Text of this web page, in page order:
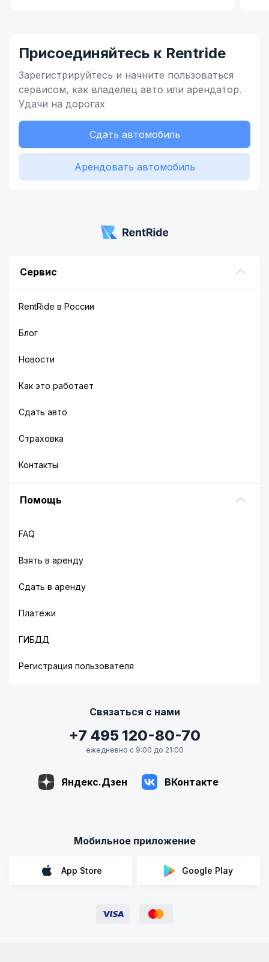
Присоединяйтесь к Rentride
Зарегистрируйтесь и начните пользоваться
сервисом, как владелец авто или арендатор.
Удачи на дорогах
Сдать автомобиль
Арендовать автомобиль
Сервис
RentRide в России
Блог
Новости
Как это работает
Сдать авто
Страховка
Контакты
Помощь
FAQ
Взять в аренду
Сдать в аренду
Платежи
ГИБДД
Регистрация пользователя
Связаться с нами
+7 495 120-80-70
ежедневно с 9:00 до 21:00
Яндекс.Дзен ВКонтакте
Мобильное приложение
App Store Google Play